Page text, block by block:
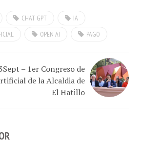
CHAT GPT
IA
OPEN AI PAGO
– 1er Congreso de
de la Alcaldia de
El Hatillo